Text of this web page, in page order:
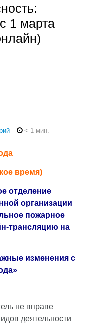
1 марта
< 1 мин.
время)
отделение
организации
пожарное
трансляцию на
изменения с
не вправе
деятельности